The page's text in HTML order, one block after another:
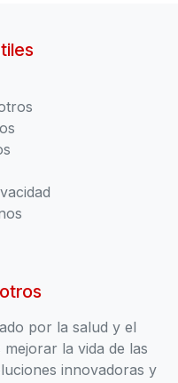
por la salud y el
la vida de las
innovadoras y